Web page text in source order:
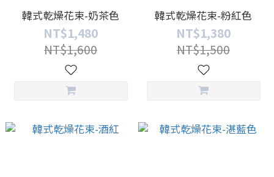
韓式乾燥花束-奶茶色
NT$1,480
NT$1,600
韓式乾燥花束-粉紅色
NT$1,380
NT$1,500